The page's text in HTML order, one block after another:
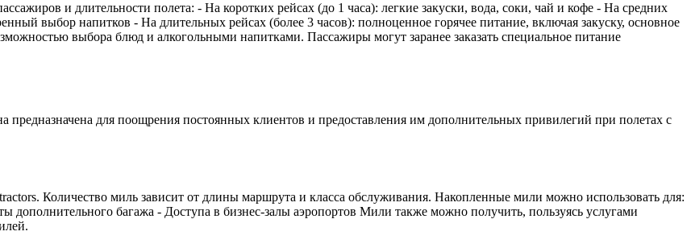
и длительности полета: - На коротких рейсах (до 1 часа): легкие закуски, вода, соки, чай и кофе - На средних
выбор напитков - На длительных рейсах (более 3 часов): полноценное горячее питание, включая закуску, основное
выбора блюд и алкогольными напитками. Пассажиры могут заранее заказать специальное питание
предназначена для поощрения постоянных клиентов и предоставления им дополнительных привилегий при полетах с
Количество миль зависит от длины маршрута и класса обслуживания. Накопленные мили можно использовать для:
багажа - Доступа в бизнес-залы аэропортов Мили также можно получить, пользуясь услугами